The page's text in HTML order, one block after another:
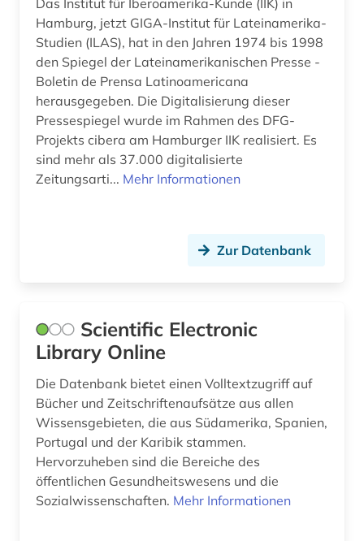
fid romanistik (1)
fid slawistik (1)
filmwissenschaft (1)
forschung (2)
forschungsdaten (3)
forschungsmethode (1)
frankreich (3)
friedrich-ebert-stiftung (1)
frühpädagogik (1)
fürsorge (1)
galloromanistik (1)
Hamburg, jetzt GIGA-Institut für Lateinamerika-
Studien (ILAS), hat in den Jahren 1974 bis 1998
den Spiegel der Lateinamerikanischen Presse -
Boletin de Prensa Latinoamericana
herausgegeben. Die Digitalisierung dieser
Pressespiegel wurde im Rahmen des DFG-
Projekts cibera am Hamburger IIK realisiert. Es
sind mehr als 37.000 digitalisierte
Zeitungsarti... Mehr Informationen
Zur Datenbank
Scientific Electronic
Library Online
Die Datenbank bietet einen Volltextzugriff auf
Bücher und Zeitschriftenaufsätze aus allen
Wissensgebieten, die aus Südamerika, Spanien,
Portugal und der Karibik stammen.
Hervorzuheben sind die Bereiche des
öffentlichen Gesundheitswesens und die
Sozialwissenschaften. Mehr Informationen